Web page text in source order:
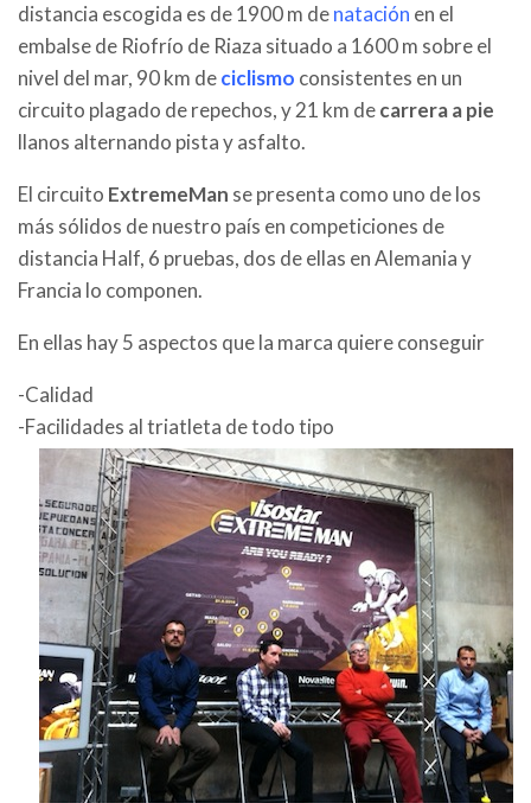
distancia escogida es de 1900 m denatación en el
embalse de Riofrío de Riaza situado a 1600 m sobre el
nivel del mar, 90 km deciclismo consistentes en un
circuito plagado de repechos, y 21 km decarrera a pie
llanos alternando pista y asfalto.
El circuito ExtremeMan se presenta como uno de los
más sólidos de nuestro país en competiciones de
distancia Half, 6 pruebas, dos de ellas en Alemania y
Francia lo componen.
En ellas hay 5 aspectos que la marca quiere conseguir
-Calidad
-Facilidades al triatleta de todo tipo